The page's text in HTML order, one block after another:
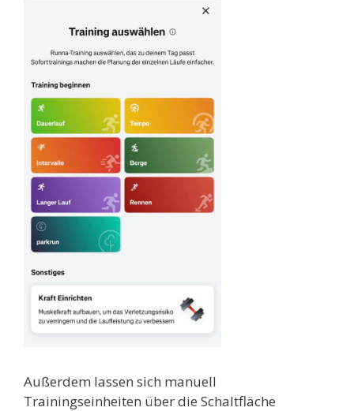
Außerdem lassen sich manuell
Trainingseinheiten über die Schaltfläche